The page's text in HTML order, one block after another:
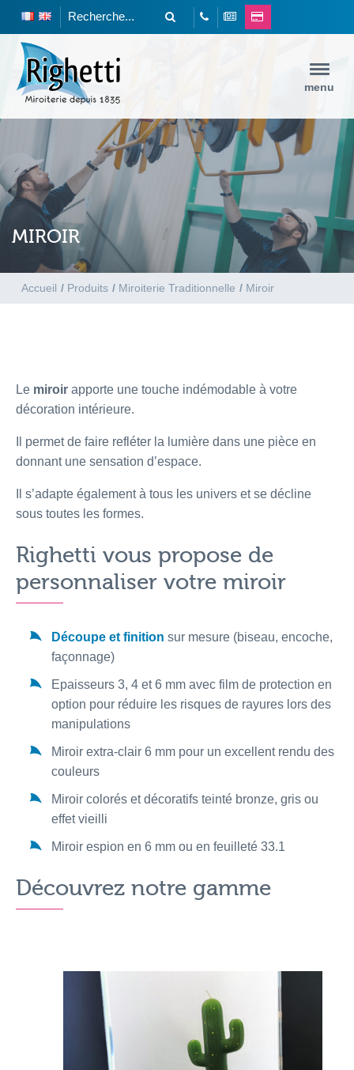
menu
MIROIR
Accueil / Produits / Miroiterie Traditionnelle / Miroir
Le miroir apporte une touche indémodable à votre
décoration intérieure.
Il permet de faire refléter la lumière dans une pièce en
donnant une sensation d’espace.
Il s’adapte également à tous les univers et se décline
sous toutes les formes.
Righetti vous propose de
personnaliser votre miroir
Découpe et finition sur mesure (biseau, encoche,
façonnage)
Epaisseurs 3, 4 et 6 mm avec film de protection en
option pour réduire les risques de rayures lors des
manipulations
Miroir extra-clair 6 mm pour un excellent rendu des
couleurs
Miroir colorés et décoratifs teinté bronze, gris ou
effet vieilli
Miroir espion en 6 mm ou en feuilleté 33.1
Découvrez notre gamme